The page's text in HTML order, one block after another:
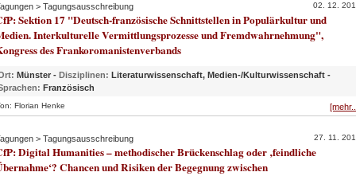
> Tagungsausschreibung 02. 12.
Sektion 17 "Deutsch-französische Schnittstellen in Populärkultur und
Interkulturelle Vermittlungsprozesse und Fremdwahrnehmung",
des Frankoromanistenverbands
Münster - Disziplinen: Literaturwissenschaft, Medien-/Kulturwissenschaft -
Französisch
Florian Henke
> Tagungsausschreibung 27. 11.
Digital Humanities – methodischer Brückenschlag oder ‚feindliche
Chancen und Risiken der Begegnung zwischen